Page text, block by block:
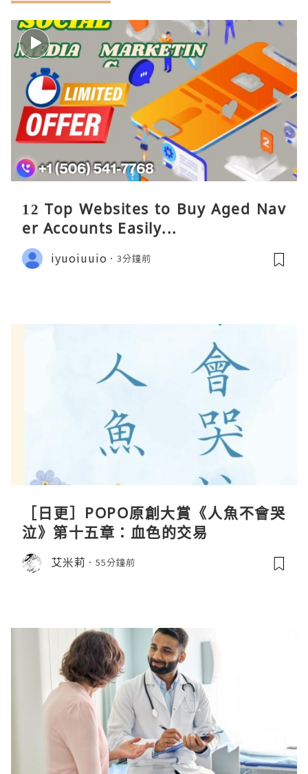
12 Top Websites to Buy Aged Nav
er Accounts Easily...
iyuoiuuio 3分鐘前
［日更］POPO原創大賞《人魚不會哭
泣》第十五章：血色的交易
艾米莉 55分鐘前